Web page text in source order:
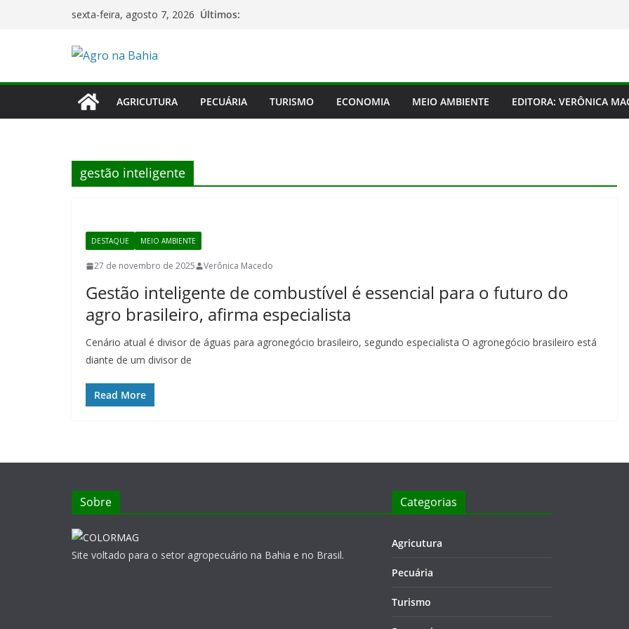
sexta-feira, agosto 7, 2026 Últimos:
AGRICUTURA PECUÁRIA TURISMO ECONOMIA MEIO AMBIENTE EDITORA: VERÔNICA
gestão inteligente
DESTAQUE MEIO AMBIENTE
27 de novembro de 2025 Verônica Macedo
Gestão inteligente de combustível é essencial para o futuro do
agro brasileiro, afirma especialista
Cenário atual é divisor de águas para agronegócio brasileiro, segundo especialista O agronegócio brasileiro está
diante de um divisor de
Read More
Sobre
Site voltado para o setor agropecuário na Bahia e no Brasil.
Categorias
Agricutura
Pecuária
Turismo